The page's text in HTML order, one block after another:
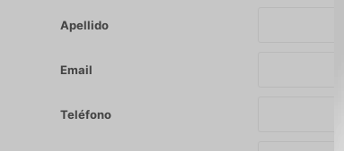
Apellido
Email
Teléfono